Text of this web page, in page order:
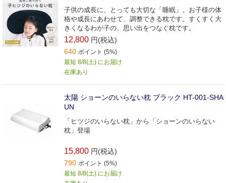
子供の成長に、とっても大切な「睡眠」。お子様の体
格や成長にあわせて、調整できる枕です。すくすく大
きくなるわが子の、思い出をつなぐ枕です。
12,800 円(税込)
640 ポイント (5%)
最短 8/8(土) にお届け
在庫あり
太陽 ショーンのいらない枕 ブラック HT-001-SHA
UN
「ヒツジのいらない枕」から「ショーンのいらない
枕」登場
15,800 円(税込)
790 ポイント (5%)
最短 8/8(土) にお届け